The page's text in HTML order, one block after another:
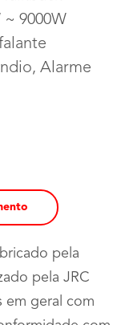
9000W
Alarme
pela
pela JRC
em geral com